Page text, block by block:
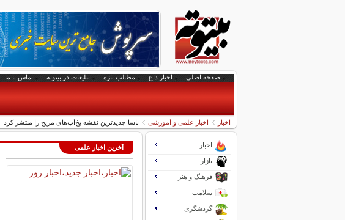
صفحه اصلی اخبار داغ مطالب تازه تبلیغات در بیتوته تماس با ما
اخبار اخبار علمی و آموزشی ناسا جدیدترین نقشه یخ‌آب‌های مریخ را منتشر کرد
آخرین اخبار علمی اخبار
بازار
فرهنگ و هنر
سلامت
گردشگری